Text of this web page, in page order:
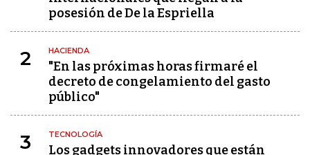
posesión de De la Espriella
2 HACIENDA
"En las próximas horas firmaré el
decreto de congelamiento del gasto
público"
3 TECNOLOGÍA
Los gadgets innovadores que están